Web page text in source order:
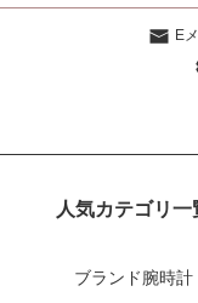
E
人気カテゴリ一
ブランド腕時計